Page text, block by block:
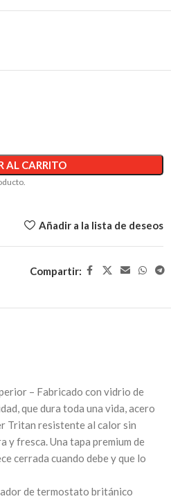
AL CARRITO
Añadir a la lista de deseos
Compartir:
– Fabricado con vidrio de
que dura toda una vida, acero
Tritan resistente al calor sin
y fresca. Una tapa premium de
cerrada cuando debe y que lo
de termostato británico